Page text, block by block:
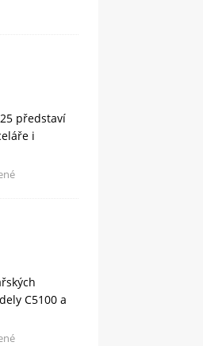
představí
i
C5100 a